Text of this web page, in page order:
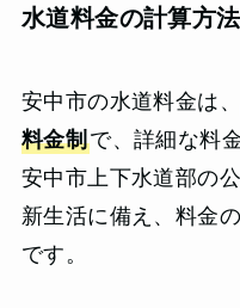
水道料金の計算方法
安中市の水道料金は、
料金制で、詳細な料
安中市上下水道部の
新生活に備え、料金
です。